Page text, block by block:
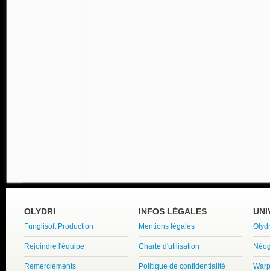
OLYDRI
Funglisoft Production
Rejoindre l'équipe
Remerciements
INFOS LÉGALES
Mentions légales
Charte d'utilisation
Politique de confidentialité